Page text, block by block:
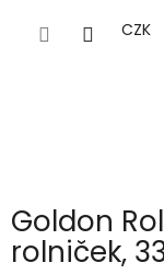
CZK
Goldon
rolniček,